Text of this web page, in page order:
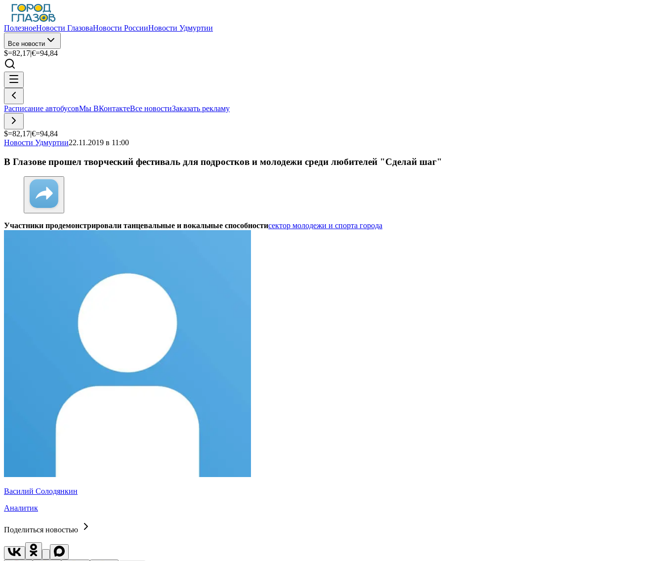
ПолезноеНовости ГлазоваНовости РоссииНовости Удмуртии
Все новости
$=82,17|€=94,84
Расписание автобусовМы ВКонтактеВсе новостиЗаказать рекламу
$=82,17|€=94,84
Новости Удмуртии22.11.2019 в 11:00
В Глазове прошел творческий фестиваль для подростков и молодежи среди любителей "Сделай шаг"
Участники продемонстрировали танцевальные и вокальные способностисектор молодежи и спорта города
Василий Солодянкин
Аналитик
Поделиться новостью